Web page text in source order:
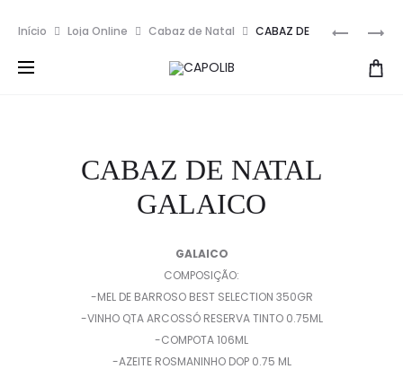
CABAZ
NATAL
CABAZ
NATAL
Início Loja Online Cabaz de Natal
CABAZ DE
NATAL GALAICO
CABAZ DE NATAL
GALAICO
GALAICO
COMPOSIÇÃO:
-MEL DE BARROSO BEST SELECTION 350GR
-VINHO QTA ARCOSSÓ RESERVA TINTO 0.75ML
-COMPOTA 106ML
-AZEITE ROSMANINHO DOP 0.75 ML